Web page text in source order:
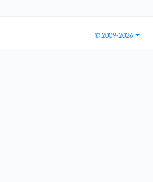
© 2009-2026